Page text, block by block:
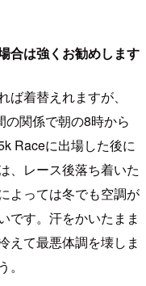
合は強くお勧めします
着替えれますが、
の関係で朝の8時から
Raceに出場した後に
、レース後落ち着いた
よっては冬でも空調が
です。汗をかいたまま
えて最悪体調を壊しま